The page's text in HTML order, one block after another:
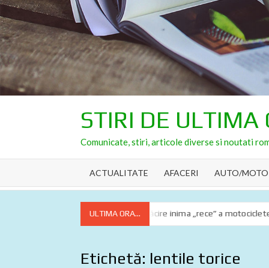
STIRI DE ULTIMA
Comunicate, stiri, articole diverse si noutati
ACTUALITATE AFACERI AUTO/MOTO
ULTIMA ORA...
Lichidul de răcire inima „rece” a motocicletei tale
Etichetă: lentile torice